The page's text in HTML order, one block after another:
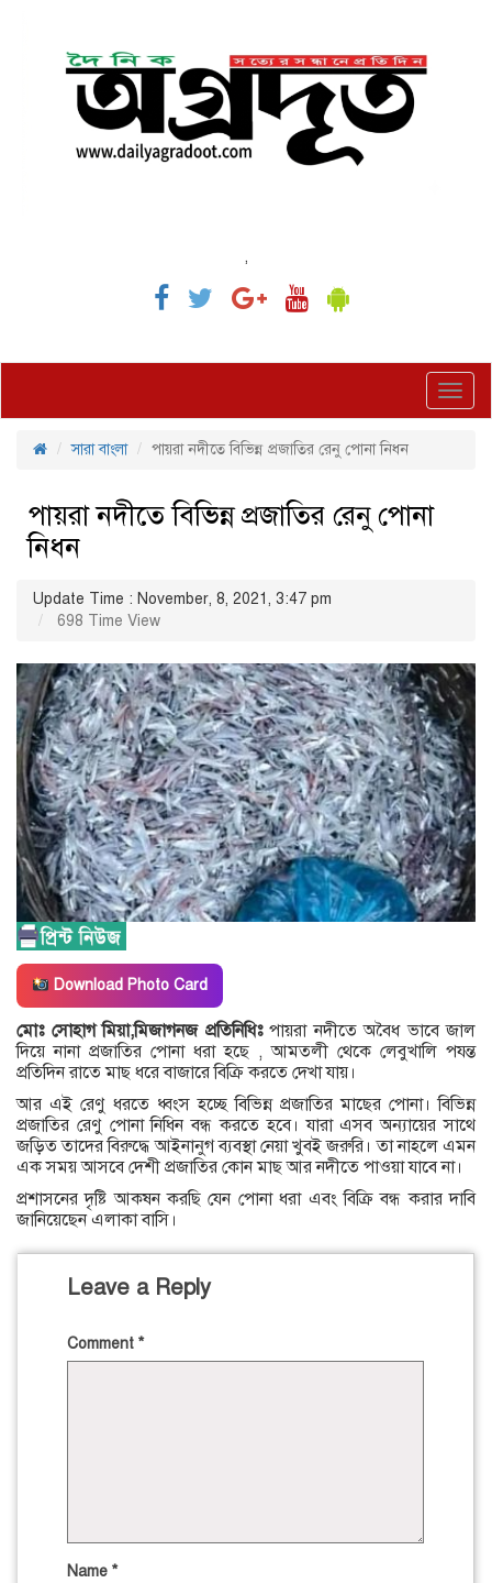
,
সারা বাংলা
পায়রা নদীতে বিভিন্ন প্রজাতির রেনু পোনা নিধন
পায়রা নদীতে বিভিন্ন প্রজাতির রেনু পোনা
নিধন
Update Time : November, 8, 2021, 3:47 pm
698 Time View
Download Photo Card
মোঃ সোহাগ মিয়া,মিজাগনজ প্রতিনিধিঃ পায়রা নদীতে অবৈধ ভাবে জাল
দিয়ে নানা প্রজাতির পোনা ধরা হছে , আমতলী থেকে লেবুখালি পযন্ত
প্রতিদিন রাতে মাছ ধরে বাজারে বিক্রি করতে দেখা যায়।
আর এই রেণু ধরতে ধ্বংস হচ্ছে বিভিন্ন প্রজাতির মাছের পোনা। বিভিন্ন
প্রজাতির রেণু পোনা নিধিন বন্ধ করতে হবে। যারা এসব অন্যায়ের সাথে
জড়িত তাদের বিরুদ্ধে আইনানুগ ব্যবস্থা নেয়া খুবই জরুরি। তা নাহলে এমন
এক সময় আসবে দেশী প্রজাতির কোন মাছ আর নদীতে পাওয়া যাবে না।
প্রশাসনের দৃষ্টি আকষন করছি যেন পোনা ধরা এবং বিক্রি বন্ধ করার দাবি
জানিয়েছেন এলাকা বাসি।
Leave a Reply
Comment *
Name *